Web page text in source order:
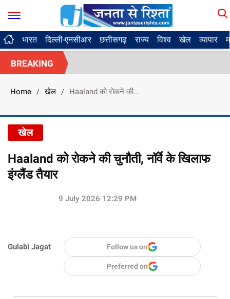
भारत दिल्ली-एनसीआर छत्तीसगढ़ राज्य विश्व खेल व्यापार
BREAKING
Home / खेल / Haaland को रोकने की...
खेल
Haaland को रोकने की चुनौती, नॉर्वे के खिलाफ
इंग्लैंड तैयार
Gulabi Jagat
9 July 2026 12:29 PM
Follow us on
Preferred on